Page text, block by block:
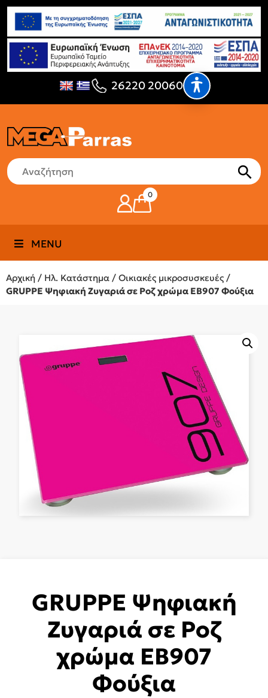
26220 20060
0
MENU
Αρχική / Ηλ. Κατάστημα / Οικιακές μικροσυσκευές /
GRUPPE Ψηφιακή Ζυγαριά σε Ροζ χρώμα EB907 Φούξια
GRUPPE Ψηφιακή
Ζυγαριά σε Ροζ
χρώμα EB907
Φούξια